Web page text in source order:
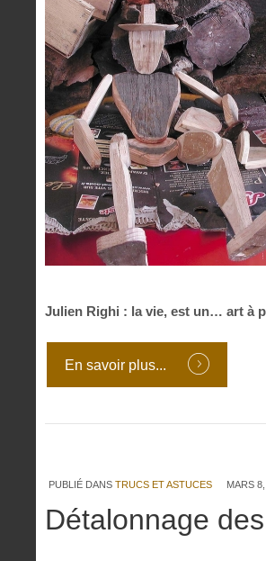
Julien Righi : la vie, est un… art à
En savoir plus...
PUBLIÉ DANS TRUCS ET ASTUCES MARS
Détalonnage